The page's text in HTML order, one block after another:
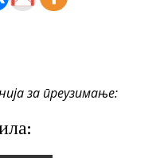
за преузимање: